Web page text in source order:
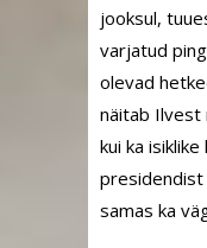
jooksul,
varjatud
olevad
näitab Ilvest
kui ka
presidendist
samas ka